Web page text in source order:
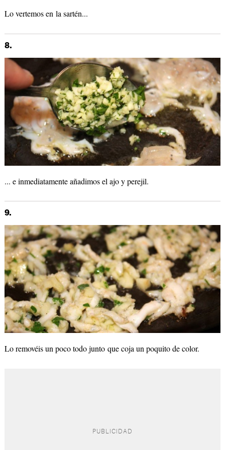
Lo vertemos en la sartén...
8.
... e inmediatamente añadimos el ajo y perejil.
9.
Lo removéis un poco todo junto que coja un poquito de color.